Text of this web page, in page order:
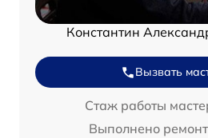
Константин
Вызвать
Стаж работы
Выполнено